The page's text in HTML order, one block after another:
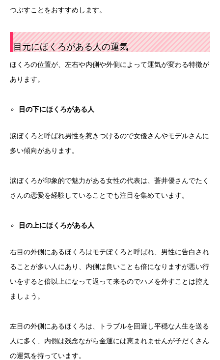
つぶすことをおすすめします。
目元にほくろがある人の運気
ほくろの位置が、左右や内側や外側によって運気が変わる特徴が
あります。
目の下にほくろがある人
涙ぼくろと呼ばれ男性を惹きつけるので女優さんやモデルさんに
多い傾向があります。
涙ぼくろが印象的で魅力がある女性の代表は、蒼井優さんでたく
さんの恋愛を経験していることでも注目を集めています。
目の上にほくろがある人
右目の外側にあるほくろはモテぼくろと呼ばれ、男性に告白され
ることが多い人にあり、内側は良いことも倍になりますが悪い行
いをすると倍以上になって返って来るのでハメを外すことは控え
ましょう。
左目の外側にあるほくろは、トラブルを回避し平穏な人生を送る
人に多く、内側は残念ながら金運には恵まれませんが子だくさん
の運気を持っています。